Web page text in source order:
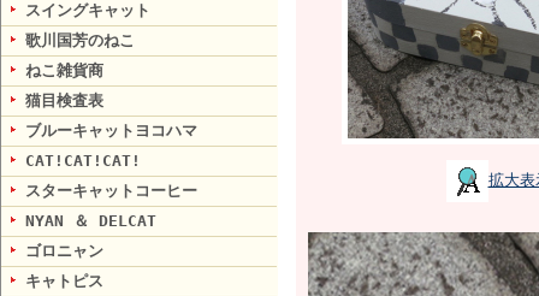
スイングキャット
歌川国芳のねこ
ねこ雑貨商
猫目検査表
ブルーキャットヨコハマ
CAT!CAT!CAT!
スターキャットコーヒー
NYAN ＆ DELCAT
ゴロニャン
キャトピス
拡大表